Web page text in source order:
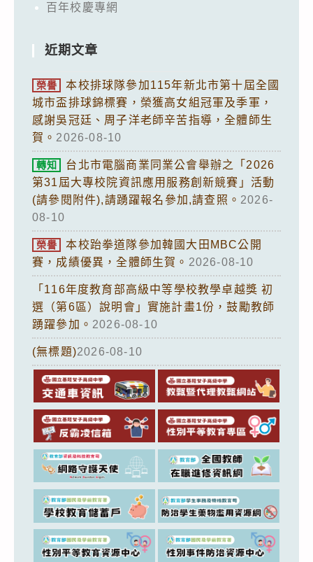
百年校慶專網
近期文章
榮譽
本校排球隊參加115年新北市第十屆全國
城市盃排球錦標賽，榮獲高女組冠軍及季軍，
感謝吳冠廷、周子洋老師辛苦指導，全體師生
賀。 2026-08-10
轉知
台北市電腦商業同業公會舉辦之「2026
第31屆大專校院資訊應用服務創新競賽」活動
(請參閱附件),請踴躍報名參加,請查照。 2026-
08-10
榮譽
本校跆拳道隊參加韓國大田MBC公開
賽，成績優異，全體師生賀。 2026-08-10
「116年度教育部高級中等學校教學卓越獎 初
選（第6區）說明會」實施計畫1份，鼓勵教師
踴躍參加。 2026-08-10
(無標題)2026-08-10